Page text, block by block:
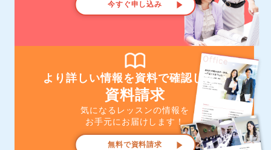
今すぐ申し込み
より詳しい情報を資料で確認したい
資料請求
気になるレッスンの情報を
お手元にお届けします！
無料で資料請求